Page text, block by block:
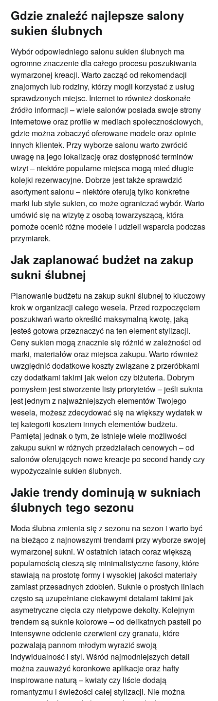
Gdzie znaleźć najlepsze salony
sukien ślubnych
Wybór odpowiedniego salonu sukien ślubnych ma
ogromne znaczenie dla całego procesu poszukiwania
wymarzonej kreacji. Warto zacząć od rekomendacji
znajomych lub rodziny, którzy mogli korzystać z usług
sprawdzonych miejsc. Internet to również doskonałe
źródło informacji – wiele salonów posiada swoje strony
internetowe oraz profile w mediach społecznościowych,
gdzie można zobaczyć oferowane modele oraz opinie
innych klientek. Przy wyborze salonu warto zwrócić
uwagę na jego lokalizację oraz dostępność terminów
wizyt – niektóre popularne miejsca mogą mieć długie
kolejki rezerwacyjne. Dobrze jest także sprawdzić
asortyment salonu – niektóre oferują tylko konkretne
marki lub style sukien, co może ograniczać wybór. Warto
umówić się na wizytę z osobą towarzyszącą, która
pomoże ocenić różne modele i udzieli wsparcia podczas
przymiarek.
Jak zaplanować budżet na zakup
sukni ślubnej
Planowanie budżetu na zakup sukni ślubnej to kluczowy
krok w organizacji całego wesela. Przed rozpoczęciem
poszukiwań warto określić maksymalną kwotę, jaką
jesteś gotowa przeznaczyć na ten element stylizacji.
Ceny sukien mogą znacznie się różnić w zależności od
marki, materiałów oraz miejsca zakupu. Warto również
uwzględnić dodatkowe koszty związane z przeróbkami
czy dodatkami takimi jak welon czy biżuteria. Dobrym
pomysłem jest stworzenie listy priorytetów – jeśli suknia
jest jednym z najważniejszych elementów Twojego
wesela, możesz zdecydować się na większy wydatek w
tej kategorii kosztem innych elementów budżetu.
Pamiętaj jednak o tym, że istnieje wiele możliwości
zakupu sukni w różnych przedziałach cenowych – od
salonów oferujących nowe kreacje po second handy czy
wypożyczalnie sukien ślubnych.
Jakie trendy dominują w sukniach
ślubnych tego sezonu
Moda ślubna zmienia się z sezonu na sezon i warto być
na bieżąco z najnowszymi trendami przy wyborze swojej
wymarzonej sukni. W ostatnich latach coraz większą
popularnością cieszą się minimalistyczne fasony, które
stawiają na prostotę formy i wysokiej jakości materiały
zamiast przesadnych zdobień. Suknie o prostych liniach
często są uzupełniane ciekawymi detalami takimi jak
asymetryczne cięcia czy nietypowe dekolty. Kolejnym
trendem są suknie kolorowe – od delikatnych pasteli po
intensywne odcienie czerwieni czy granatu, które
pozwalają pannom młodym wyrazić swoją
indywidualność i styl. Wśród najmodniejszych detali
można zauważyć koronkowe aplikacje oraz hafty
inspirowane naturą – kwiaty czy liście dodają
romantyzmu i świeżości całej stylizacji. Nie można